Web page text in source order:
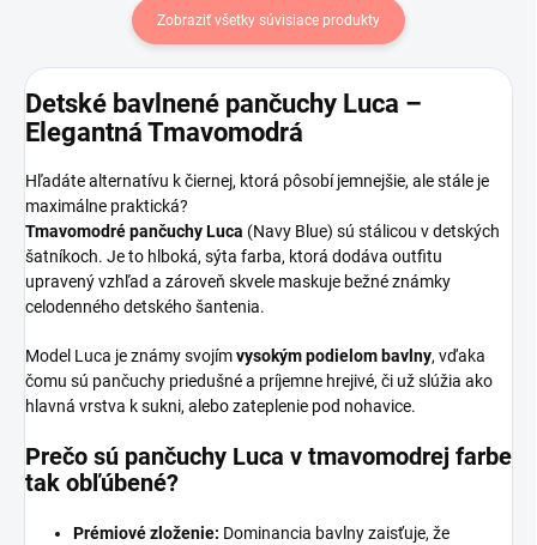
Zobraziť všetky súvisiace produkty
Detské bavlnené pančuchy Luca –
Elegantná Tmavomodrá
Hľadáte alternatívu k čiernej, ktorá pôsobí jemnejšie, ale stále je
maximálne praktická?
Tmavomodré pančuchy Luca (Navy Blue) sú stálicou v detských
šatníkoch. Je to hlboká, sýta farba, ktorá dodáva outfitu
upravený vzhľad a zároveň skvele maskuje bežné známky
celodenného detského šantenia.
Model Luca je známy svojímvysokým podielom bavlny, vďaka
čomu sú pančuchy priedušné a príjemne hrejivé, či už slúžia ako
hlavná vrstva k sukni, alebo zateplenie pod nohavice.
Prečo sú pančuchy Luca v tmavomodrej farbe
tak obľúbené?
Prémiové zloženie: Dominancia bavlny zaisťuje, že